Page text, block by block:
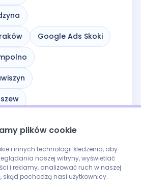
plików cookie
i innych technologii śledzenia, aby
naszej witryny, wyświetlać
i reklamy, analizować ruch w naszej
skąd pochodzą nasi użytkownicy.
Google Ads Skoki
Google Ads Słupca